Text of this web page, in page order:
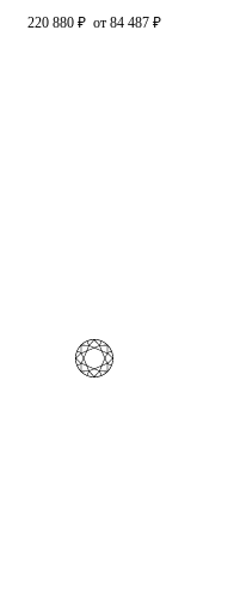
220 880 ₽ от 84 487 ₽